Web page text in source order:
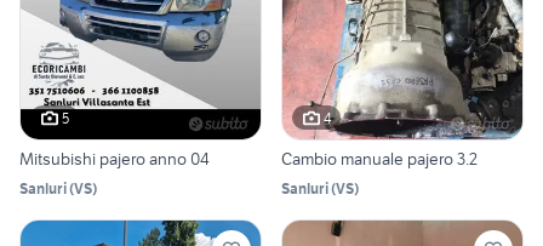
5
Mitsubishi pajero anno 04
Sanluri(VS)
4
Cambio manuale pajero 3.2
Sanluri(VS)